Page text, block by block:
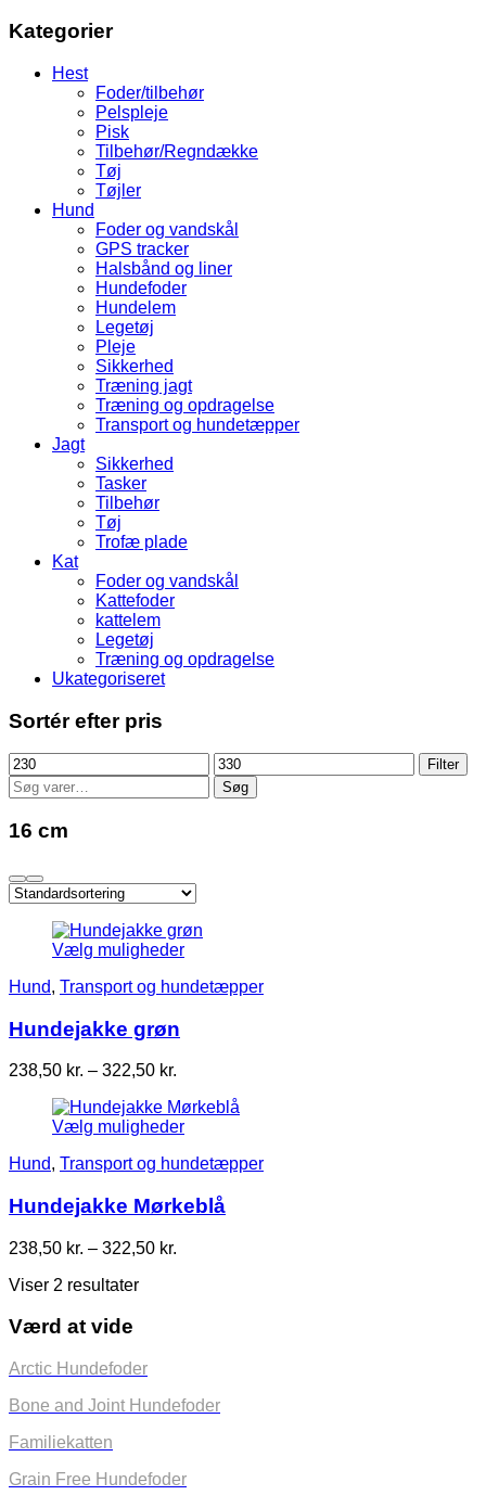
Kategorier
Hest
Foder/tilbehør
Pelspleje
Pisk
Tilbehør/Regndække
Tøj
Tøjler
Hund
Foder og vandskål
GPS tracker
Halsbånd og liner
Hundefoder
Hundelem
Legetøj
Pleje
Sikkerhed
Træning jagt
Træning og opdragelse
Transport og hundetæpper
Jagt
Sikkerhed
Tasker
Tilbehør
Tøj
Trofæ plade
Kat
Foder og vandskål
Kattefoder
kattelem
Legetøj
Træning og opdragelse
Ukategoriseret
Sortér efter pris
Mindste
pris
Højeste
pris
Filter
Søg
efter:
Søg
16 cm
Vælg muligheder
Hund, Transport og hundetæpper
Hundejakke grøn
238,50 kr. – 322,50 kr.
til
322,50 kr.
Vælg muligheder
Hund, Transport og hundetæpper
Hundejakke Mørkeblå
238,50 kr. – 322,50 kr.
Viser 2 resultater
Værd at vide
Arctic Hundefoder
Bone and Joint Hundefoder
Familiekatten
Grain Free Hundefoder